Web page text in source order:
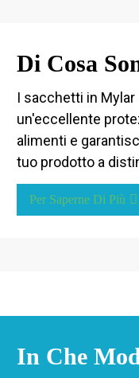
Di Cosa
I sacchetti in
un'eccellente
alimenti e
tuo prodotto a
Per Saperne Di Più
In Che